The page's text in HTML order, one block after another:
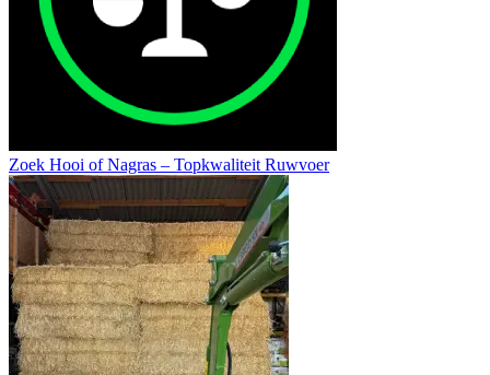
Zoek Hooi of Nagras – Topkwaliteit Ruwvoer